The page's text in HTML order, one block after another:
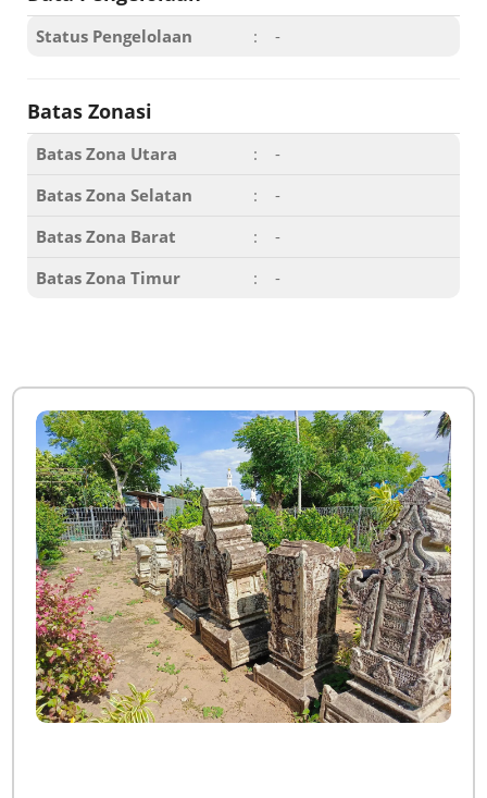
Status Pengelolaan : -
Batas Zonasi
Batas Zona Utara :
-
Batas Zona Selatan
:
-
Batas Zona Barat
:
-
Batas Zona Timur
: -